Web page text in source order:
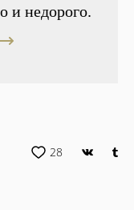
и недорого.
28